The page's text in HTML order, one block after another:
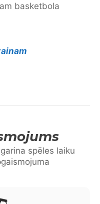
basketbola
spēles laiku